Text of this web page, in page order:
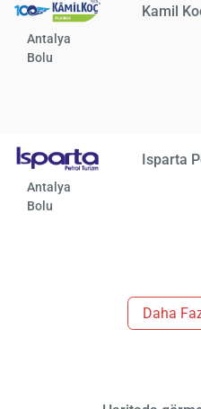
Kamil
Antalya
Bolu
Isparta
Antalya
Bolu
Daha